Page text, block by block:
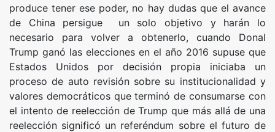
produce tener ese poder, no hay dudas que el avance
de China persigue un solo objetivo y harán lo
necesario para volver a obtenerlo, cuando Donal
Trump ganó las elecciones en el año 2016 supuse que
Estados Unidos por decisión propia iniciaba un
proceso de auto revisión sobre su institucionalidad y
valores democráticos que terminó de consumarse con
el intento de reelección de Trump que más allá de una
reelección significó un referéndum sobre el futuro de